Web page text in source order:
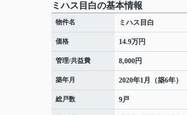
ミハス目白の基本情報
物件名 ミハス目白
価格 14.9万円
管理/共益費 8,000円
築年月 2020年1月（築6年）
総戸数 9戸